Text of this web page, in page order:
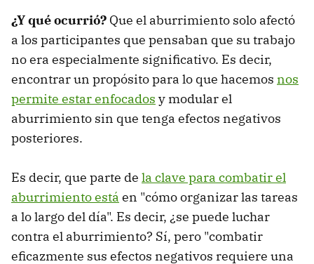
¿Y qué ocurrió? Que el aburrimiento solo afectó
a los participantes que pensaban que su trabajo
no era especialmente significativo. Es decir,
encontrar un propósito para lo que hacemos nos
permite estar enfocados y modular el
aburrimiento sin que tenga efectos negativos
posteriores.
Es decir, que parte de la clave para combatir el
aburrimiento está en "cómo organizar las tareas
a lo largo del día". Es decir, ¿se puede luchar
contra el aburrimiento? Sí, pero "combatir
eficazmente sus efectos negativos requiere una